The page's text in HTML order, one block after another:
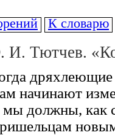
К словарю
И. Тютчев.
начинают
должны, как